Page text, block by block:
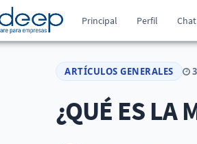
Principal Perfil Chat
ARTÍCULOS GENERALES
¿QUÉ ES LA